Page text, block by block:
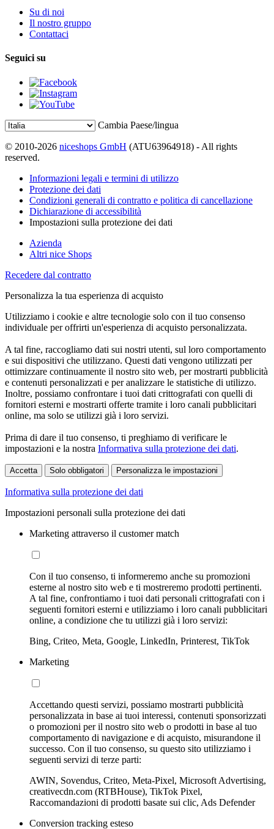
Su di noi
Il nostro gruppo
Contattaci
Seguici su
Cambia Paese/lingua
© 2010-2026 niceshops GmbH (ATU63964918) - All rights
reserved.
Informazioni legali e termini di utilizzo
Protezione dei dati
Condizioni generali di contratto e politica di cancellazione
Dichiarazione di accessibilità
Impostazioni sulla protezione dei dati
Azienda
Altri nice Shops
Recedere dal contratto
Personalizza la tua esperienza di acquisto
Utilizziamo i cookie e altre tecnologie solo con il tuo consenso
individuale per offrirti un'esperienza di acquisto personalizzata.
A tal fine, raccogliamo dati sui nostri utenti, sul loro comportamento
e sui dispositivi che utilizzano. Questi dati vengono utilizzati per
ottimizzare continuamente il nostro sito web, per mostrarti pubblicità
e contenuti personalizzati e per analizzare le statistiche di utilizzo.
Inoltre, possiamo confrontare i tuoi dati crittografati con quelli di
fornitori esterni e mostrarti offerte tramite i loro canali pubblicitari
online, ma solo se utilizzi già i loro servizi.
Prima di dare il tuo consenso, ti preghiamo di verificare le
impostazioni e la nostra Informativa sulla protezione dei dati.
Accetta Solo obbligatori Personalizza le impostazioni
Informativa sulla protezione dei dati
Impostazioni personali sulla protezione dei dati
Marketing attraverso il customer match
Con il tuo consenso, ti informeremo anche su promozioni
esterne al nostro sito web e ti mostreremo prodotti pertinenti.
A tal fine, confrontiamo i tuoi dati personali crittografati con i
seguenti fornitori esterni e utilizziamo i loro canali pubblicitari
online, a condizione che tu utilizzi già i loro servizi:
Bing, Criteo, Meta, Google, LinkedIn, Printerest, TikTok
Marketing
Accettando questi servizi, possiamo mostrarti pubblicità
personalizzata in base ai tuoi interessi, contenuti sponsorizzati
o promozioni per il nostro sito web o prodotti in base al tuo
comportamento di navigazione e di acquisto, misurandone il
successo. Con il tuo consenso, su questo sito utilizziamo i
seguenti servizi di terze parti:
AWIN, Sovendus, Criteo, Meta-Pixel, Microsoft Advertising,
creativecdn.com (RTBHouse), TikTok Pixel,
Raccomandazioni di prodotti basate sui clic, Ads Defender
Conversion tracking esteso